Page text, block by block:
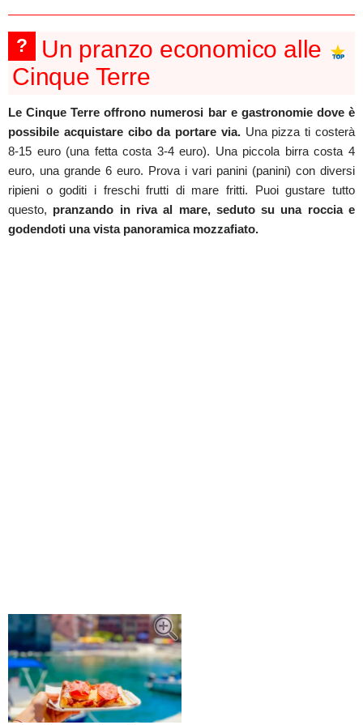
?
Un pranzo economico alle
Cinque Terre
Le Cinque Terre offrono numerosi bar e gastronomie dove è
possibile acquistare cibo da portare via.Una pizza ti costerà
8-15 euro (una fetta costa 3-4 euro). Una piccola birra costa 4
euro, una grande 6 euro. Prova i vari panini (panini) con diversi
ripieni o goditi i freschi frutti di mare fritti. Puoi gustare tutto
questo, pranzando in riva al mare, seduto su una roccia e
godendoti una vista panoramica mozzafiato.